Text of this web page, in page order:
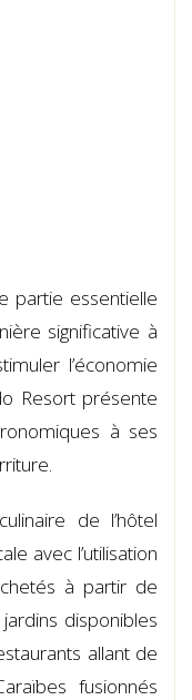
partie essentielle
significative à
l’économie
Resort présente
à ses
de l’hôtel
avec l’utilisation
à partir de
disponibles
allant de
fusionnés